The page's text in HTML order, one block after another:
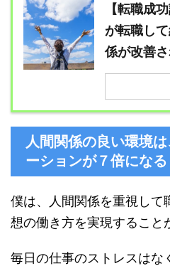
【転職成
が転職し
係が改善
人間関係の良い環境
ーションが７倍になる
僕は、人間関係を重視して
想の働き方を実現すること
毎日の仕事のストレスはな